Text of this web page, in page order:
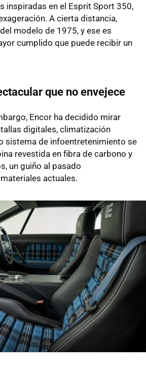
inspiradas en el Esprit Sport 350,
A cierta distancia,
modelo de 1975, y ese es
cumplido que puede recibir un
que no envejece
Encor ha decidido mirar
digitales, climatización
sistema de infoentretenimiento se
revestida en fibra de carbono y
un guiño al pasado
actuales.